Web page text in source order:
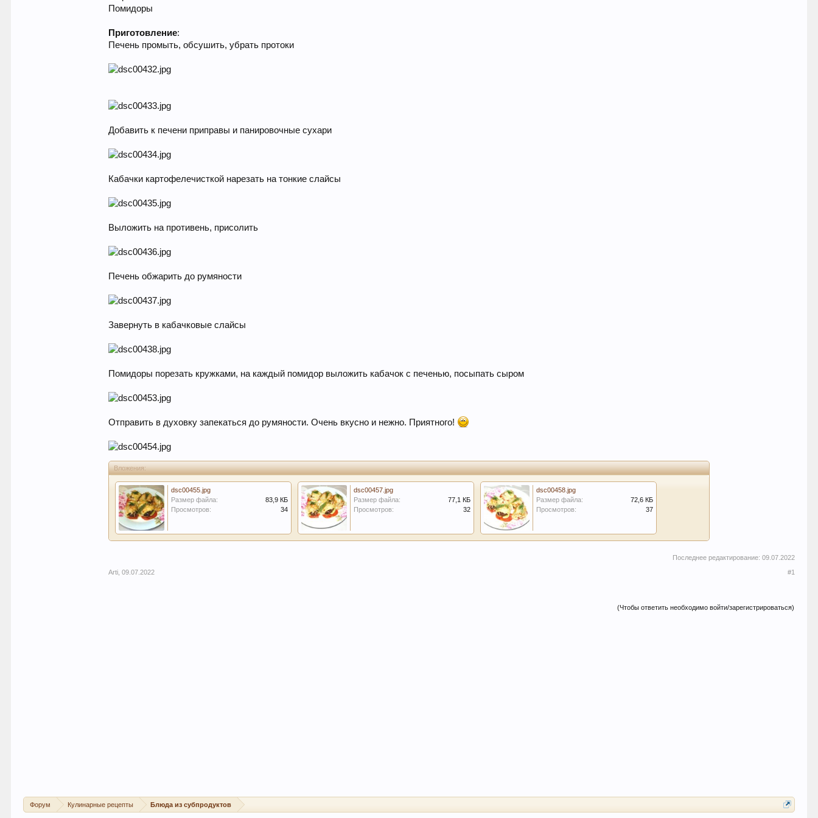
Помидоры
Приготовление:
Печень промыть, обсушить, убрать протоки
Добавить к печени приправы и панировочные сухари
Кабачки картофелечисткой нарезать на тонкие слайсы
Выложить на противень, присолить
Печень обжарить до румяности
Завернуть в кабачковые слайсы
Помидоры порезать кружками, на каждый помидор выложить кабачок с печенью, посыпать сыром
Отправить в духовку запекаться до румяности. Очень вкусно и нежно. Приятного!
Вложения:
dsc00455.jpg
Размер файла:
83,9 КБ
Просмотров:
34
dsc00457.jpg
Размер файла:
77,1 КБ
Просмотров:
32
dsc00458.jpg
Размер файла:
72,6 КБ
Просмотров:
37
Последнее редактирование: 09.07.2022
Arti 09.07.2022 #1
(Чтобы ответить необходимо войти/зарегистрироваться)
Форум Кулинарные рецепты Блюда из субпродуктов